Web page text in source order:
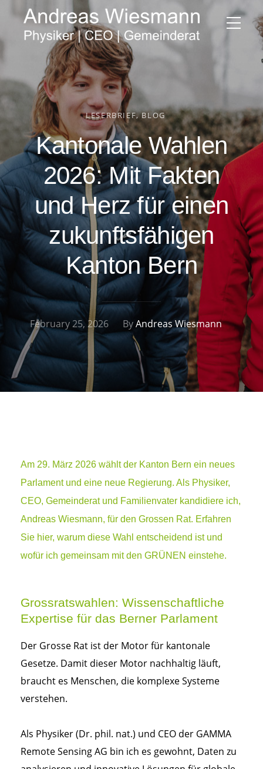
LESERBRIEF BLOG
Kantonale Wahlen
2026: Mit Fakten
und Herz für einen
zukunftsfähigen
Kanton Bern
February 25, 2026 ByAndreas Wiesmann
Am 29. März 2026 wählt der Kanton Bern ein neues
Parlament und eine neue Regierung. Als Physiker,
CEO, Gemeinderat und Familienvater kandidiere ich,
Andreas Wiesmann, für den Grossen Rat. Erfahren
Sie hier, warum diese Wahl entscheidend ist und
wofür ich gemeinsam mit den GRÜNEN einstehe.
Grossratswahlen: Wissenschaftliche
Expertise für das Berner Parlament
Der Grosse Rat ist der Motor für kantonale
Gesetze. Damit dieser Motor nachhaltig läuft,
braucht es Menschen, die komplexe Systeme
verstehen.
Als Physiker (Dr. phil. nat.) und CEO der GAMMA
Remote Sensing AG bin ich es gewohnt, Daten zu